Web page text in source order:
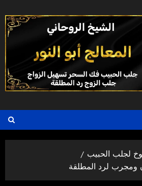
لجلب الحبيب
لرد المطلقة